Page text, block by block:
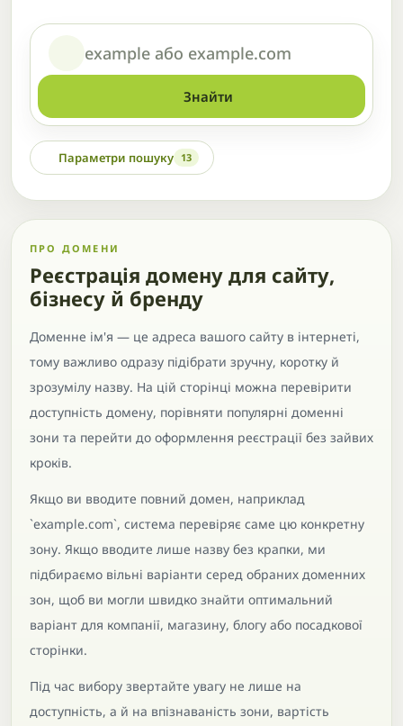
Домен або назва
Знайти
Параметри пошуку 13
ПРО ДОМЕНИ
Реєстрація домену для сайту,
бізнесу й бренду
Доменне ім'я — це адреса вашого сайту в інтернеті,
тому важливо одразу підібрати зручну, коротку й
зрозумілу назву. На цій сторінці можна перевірити
доступність домену, порівняти популярні доменні
зони та перейти до оформлення реєстрації без зайвих
кроків.
Якщо ви вводите повний домен, наприклад
`example.com`, система перевіряє саме цю конкретну
зону. Якщо вводите лише назву без крапки, ми
підбираємо вільні варіанти серед обраних доменних
зон, щоб ви могли швидко знайти оптимальний
варіант для компанії, магазину, блогу або посадкової
сторінки.
Під час вибору звертайте увагу не лише на
доступність, а й на впізнаваність зони, вартість